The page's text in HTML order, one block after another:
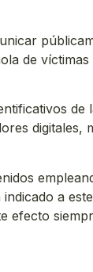
de
digitales,
a
efecto